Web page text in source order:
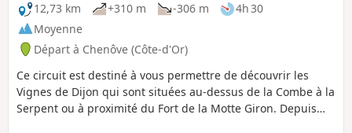
12,73 km
+310 m -306 m
4h 30
Moyenne
Départ à Chenôve (Côte-d'Or)
Ce circuit est destiné à vous permettre de découvrir les
Vignes de Dijon qui sont situées au-dessus de la Combe à la
Serpent ou à proximité du Fort de la Motte Giron. Depuis